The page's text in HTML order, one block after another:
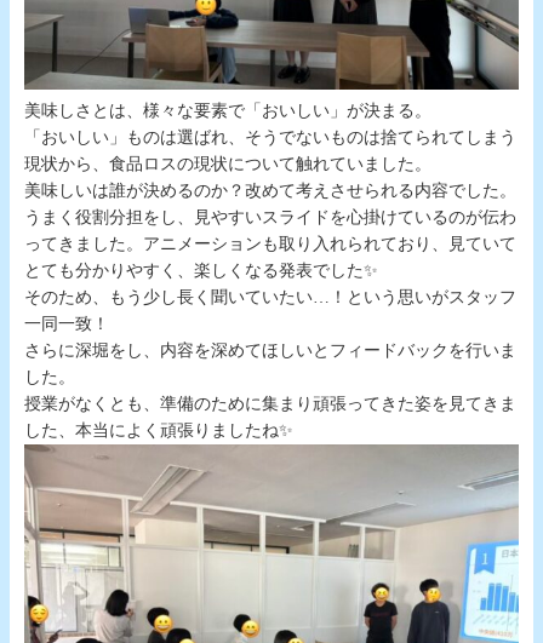
美味しさとは、様々な要素で「おいしい」が決まる。
「おいしい」ものは選ばれ、そうでないものは捨てられてしまう
現状から、食品ロスの現状について触れていました。
美味しいは誰が決めるのか？改めて考えさせられる内容でした。
うまく役割分担をし、見やすいスライドを心掛けているのが伝わ
ってきました。アニメーションも取り入れられており、見ていて
とても分かりやすく、楽しくなる発表でした✨
そのため、もう少し長く聞いていたい…！という思いがスタッフ
一同一致！
さらに深堀をし、内容を深めてほしいとフィードバックを行いま
した。
授業がなくとも、準備のために集まり頑張ってきた姿を見てきま
した、本当によく頑張りましたね✨